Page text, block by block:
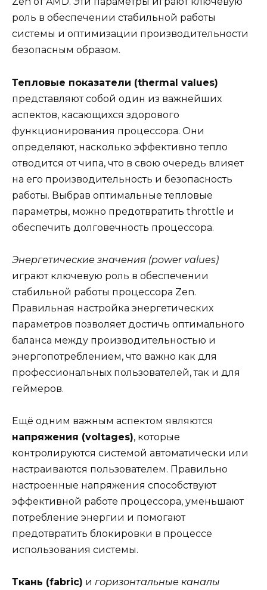
роль в обеспечении стабильной работы
системы и оптимизации производительности
безопасным образом.
Тепловые показатели (thermal values)
представляют собой один из важнейших
аспектов, касающихся здорового
функционирования процессора. Они
определяют, насколько эффективно тепло
отводится от чипа, что в свою очередь влияет
на его производительность и безопасность
работы. Выбрав оптимальные тепловые
параметры, можно предотвратить throttle и
обеспечить долговечность процессора.
Энергетические значения (power values)
играют ключевую роль в обеспечении
стабильной работы процессора Zen.
Правильная настройка энергетических
параметров позволяет достичь оптимального
баланса между производительностью и
энергопотреблением, что важно как для
профессиональных пользователей, так и для
геймеров.
Ещё одним важным аспектом являются
напряжения (voltages), которые
контролируются системой автоматически или
настраиваются пользователем. Правильно
настроенные напряжения способствуют
эффективной работе процессора, уменьшают
потребление энергии и помогают
предотвратить блокировки в процессе
использования системы.
Ткань (fabric) и горизонтальные каналы